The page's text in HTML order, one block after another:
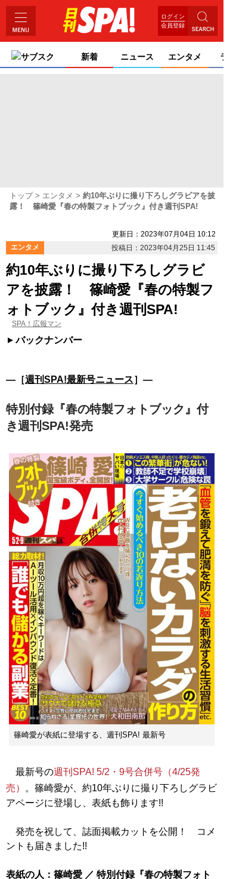
ログイン
会員登録
サブスク 新着 ニュース エンタメ ライ
トップ エンタメ
約10年ぶりに撮り下ろしグラビアを披
露！ 篠崎愛『春の特製フォトブック』付き週刊SPA!
更新日：2023年07月04日 10:12
エンタメ
投稿日：2023年04月25日 11:45
約10年ぶりに撮り下ろしグラビ
アを披露！ 篠崎愛『春の特製フ
ォトブック』付き週刊SPA!
SPA！広報マン
バックナンバー
―［週刊SPA!最新号ニュース］―
特別付録『春の特製フォトブック』付
き週刊SPA!発売
篠崎愛が表紙に登場する、週刊SPA! 最新号
最新号の週刊SPA! 5/2・9号合併号（4/25発
売）
。篠崎愛が、約10年ぶりに撮り下ろしグラビ
アページに登場し、表紙も飾ります!!
発売を祝して、誌面掲載カットを公開！ コメ
ントも届きました!!
表紙の人：篠崎愛 ／ 特別付録『春の特製フォト